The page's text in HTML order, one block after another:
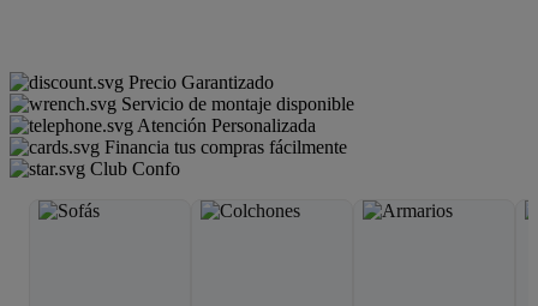
Precio Garantizado
Servicio de montaje disponible
Atención Personalizada
Financia tus compras fácilmente
Club Confo